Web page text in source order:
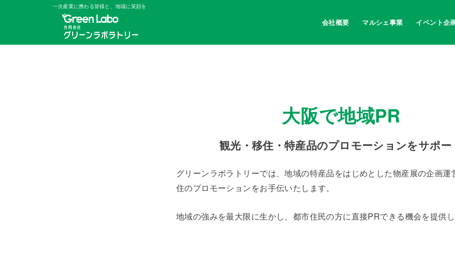
一次産業に携わる皆様と、地域に笑顔を
会社概要 マルシェ事業 イベント企
大阪で地域PR
観光・移住・特産品のプロモーションをサポー
グリーンラボラトリーでは、地域の特産品をはじめとした物産展の企画運
住のプロモーションをお手伝いたします。
地域の強みを最大限に生かし、都市住民の方に直接PRできる機会を提供し